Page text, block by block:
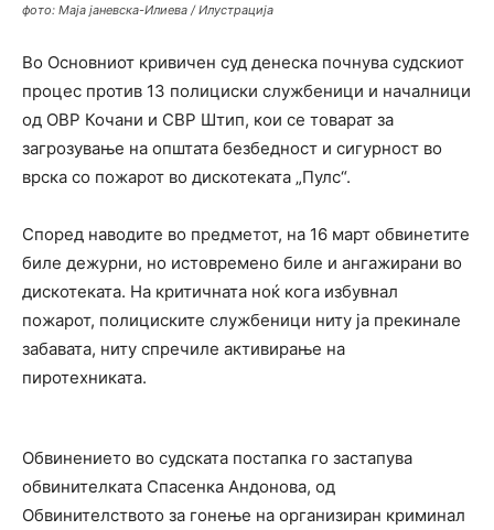
фото: Маја јаневска-Илиева / Илустрација
Во Основниот кривичен суд денеска почнува судскиот
процес против 13 полициски службеници и началници
од ОВР Кочани и СВР Штип, кои се товарат за
загрозување на општата безбедност и сигурност во
врска со пожарот во дискотеката „Пулс“.
Според наводите во предметот, на 16 март обвинетите
биле дежурни, но истовремено биле и ангажирани во
дискотеката. На критичната ноќ кога избувнал
пожарот, полициските службеници ниту ја прекинале
забавата, ниту спречиле активирање на
пиротехниката.
Обвинението во судската постапка го застапува
обвинителката Спасенка Андонова, од
Обвинителството за гонење на организиран криминал